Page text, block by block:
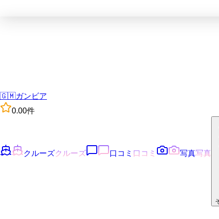
🇬🇲ガンビア
0.00件
クルーズクルーズ 口コミ 口コミ 写真写真